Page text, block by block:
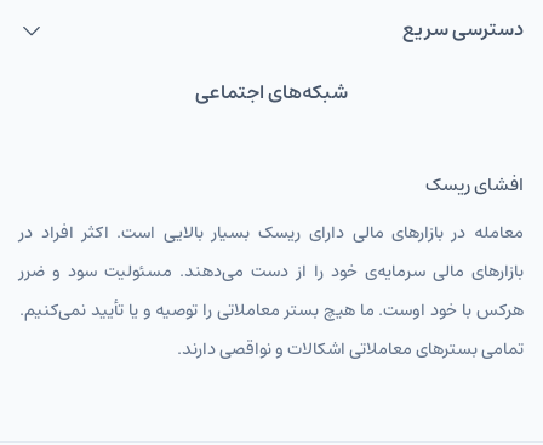
دسترسی سریع
شبکه‌های اجتماعی
افشای ریسک
معامله در بازارهای مالی دارای ریسک بسیار بالایی است. اکثر افراد در
بازارهای مالی سرمایه‌ی خود را از دست می‌دهند. مسئولیت سود و ضرر
هرکس با خود اوست. ما هیچ بستر معاملاتی را توصیه و یا تأیید نمی‌کنیم.
تمامی بسترهای معاملاتی اشکالات و نواقصی دارند.